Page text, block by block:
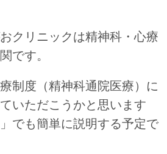
クリニックは精神科・心療
です。
制度（精神科通院医療）に
いただこうかと思います
でも簡単に説明する予定で